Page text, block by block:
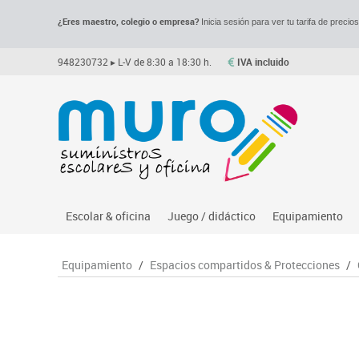
¿Eres maestro, colegio o empresa?Inicia sesión para ver tu tarifa de precios.
948230732 ▸ L-V de 8:30 a 18:30 h. IVA incluido
Escolar & oficina
Archivo
Juego / didáctico
Asociación y atención
Equipamiento
Despachos y
Equipamiento / Espacios compartidos & Protecciones /